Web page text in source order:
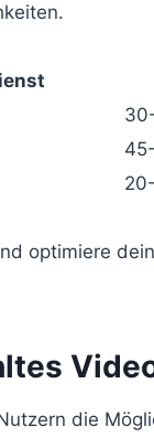
optimiere
die